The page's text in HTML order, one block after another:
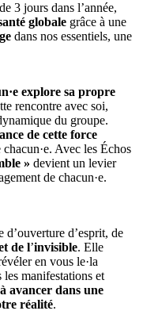
3 jours dans l’année,
globale grâce à une
dans nos essentiels, une
explore sa propre
rencontre avec soi,
du groupe.
de cette force
chacun·e. Avec les Échos
» devient un levier
de chacun·e.
d’esprit, de
de l’invisible. Elle
en vous le·la
manifestations et
à avancer dans une
réalité.